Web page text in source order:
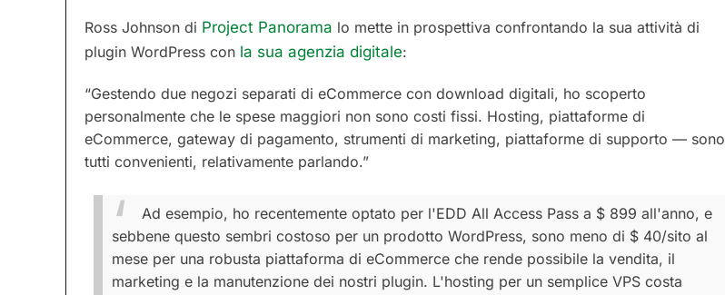
Ross Johnson di Project Panorama lo mette in prospettiva confrontando la sua attività di
plugin WordPress con la sua agenzia digitale:
“Gestendo due negozi separati di eCommerce con download digitali, ho scoperto
personalmente che le spese maggiori non sono costi fissi. Hosting, piattaforme di
eCommerce, gateway di pagamento, strumenti di marketing, piattaforme di supporto — sono
tutti convenienti, relativamente parlando.”
Ad esempio, ho recentemente optato per l'EDD All Access Pass a $ 899 all'anno, e
sebbene questo sembri costoso per un prodotto WordPress, sono meno di $ 40/sito al
mese per una robusta piattaforma di eCommerce che rende possibile la vendita, il
marketing e la manutenzione dei nostri plugin. L'hosting per un semplice VPS costa